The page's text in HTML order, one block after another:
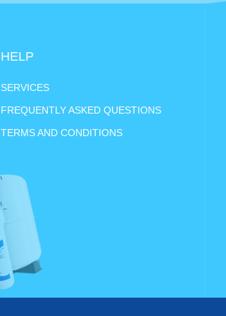
HELP
SERVICES
FREQUENTLY ASKED QUESTIONS
TERMS AND CONDITIONS